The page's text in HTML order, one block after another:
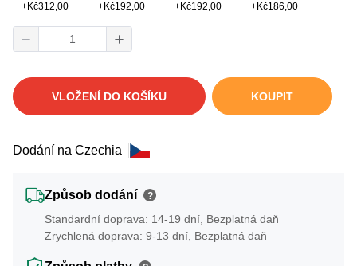
+Kč312,00 +Kč192,00 +Kč192,00 +Kč186,00
VLOŽENÍ DO KOŠÍKU KOUPIT
Dodání na Czechia
Způsob dodání ?
Standardní doprava: 14-19 dní, Bezplatná daň
Zrychlená doprava: 9-13 dní, Bezplatná daň